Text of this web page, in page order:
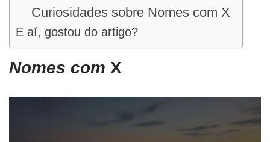
Curiosidades sobre Nomes com X
E aí, gostou do artigo?
Nomes com X